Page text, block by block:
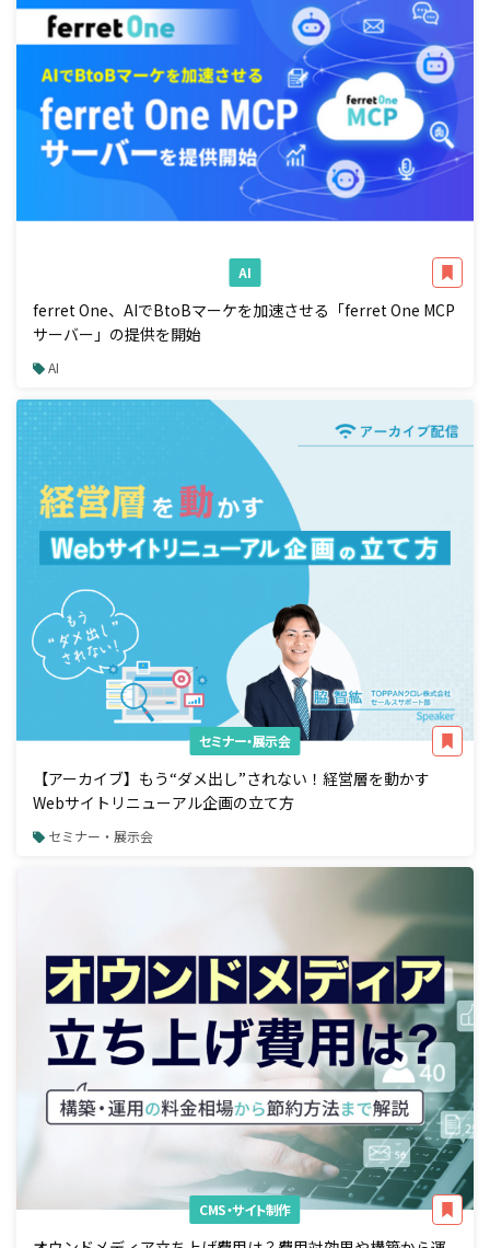
AI
ferret One、AIでBtoBマーケを加速させる「ferret One MCP
サーバー」の提供を開始
AI
セミナー・展示会
【アーカイブ】もう“ダメ出し”されない！経営層を動かす
Webサイトリニューアル企画の立て方
セミナー・展示会
CMS・サイト制作